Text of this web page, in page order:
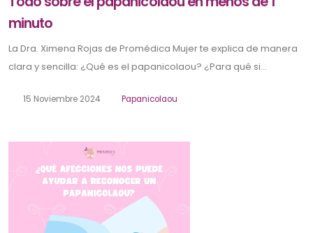
minuto
La Dra. Ximena Rojas de Promédica Mujer te explica de manera
clara y sencilla: ¿Qué es el papanicolaou? ¿Para qué si...
15 Noviembre 2024 Papanicolaou